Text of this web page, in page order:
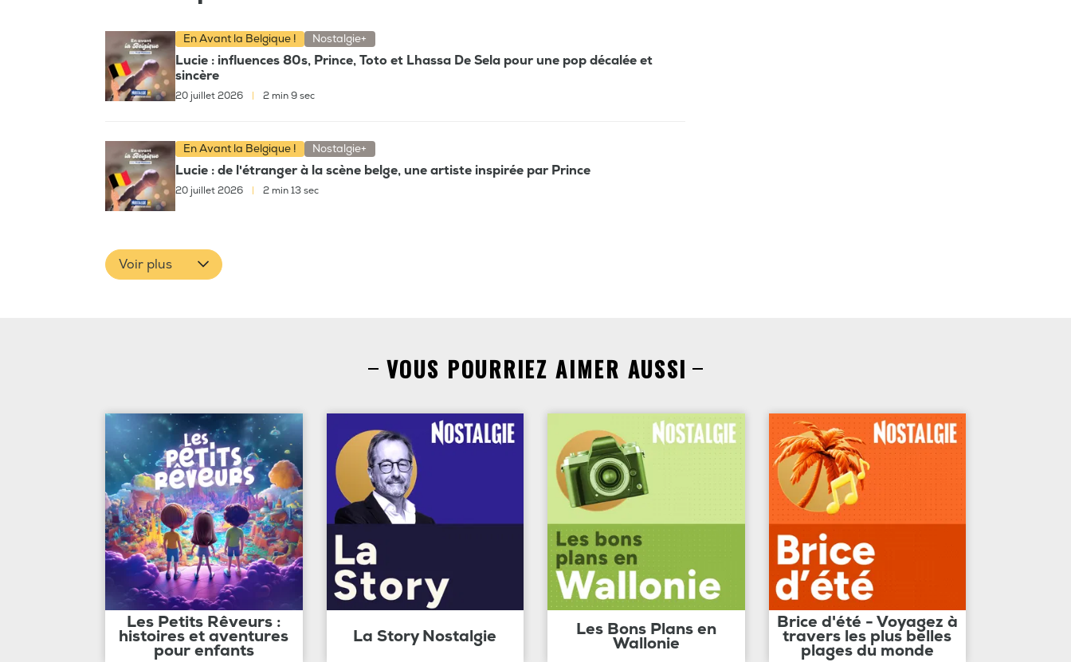
En Avant la Belgique ! Nostalgie+
Lucie : influences 80s, Prince, Toto et Lhassa De Sela pour une pop décalée et
sincère
20 juillet 2026 2 min 9 sec
En Avant la Belgique ! Nostalgie+
Lucie : de l'étranger à la scène belge, une artiste inspirée par Prince
20 juillet 2026 | 2 min 13 sec
Voir plus
VOUS POURRIEZ AIMER AUSSI
Les Petits Rêveurs :
histoires et aventures
pour enfants
La Story Nostalgie Les Bons Plans en
Wallonie
Brice d'été - Voyagez à
travers les plus belles
plages du monde